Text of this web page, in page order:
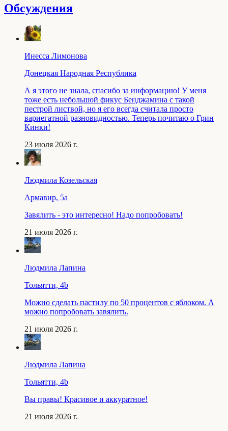
Обсуждения
Инесса Лимонова
Донецкая Народная Республика
А я этого не знала, спасибо за информацию! У меня
тоже есть небольшой фикус Бенджамина с такой
пестрой листвой, но я его всегда считала просто
вариегатной разновидностью. Теперь почитаю о Грин
Кинки!
23 июля 2026 г.
Людмила Козельская
Армавир, 5a
Завялить - это интересно! Надо попробовать!
21 июля 2026 г.
Людмила Лапина
Тольятти, 4b
Можно сделать пастилу по 50 процентов с яблоком. А
можно попробовать завялить.
21 июля 2026 г.
Людмила Лапина
Тольятти, 4b
Вы правы! Красивое и аккуратное!
21 июля 2026 г.